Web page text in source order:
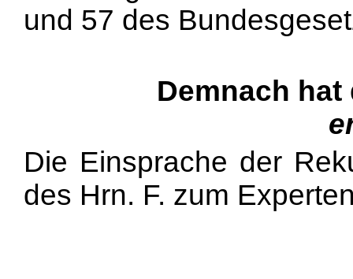
und 57 des
Demnach
Die Einsprache der
des Hrn. F. zum